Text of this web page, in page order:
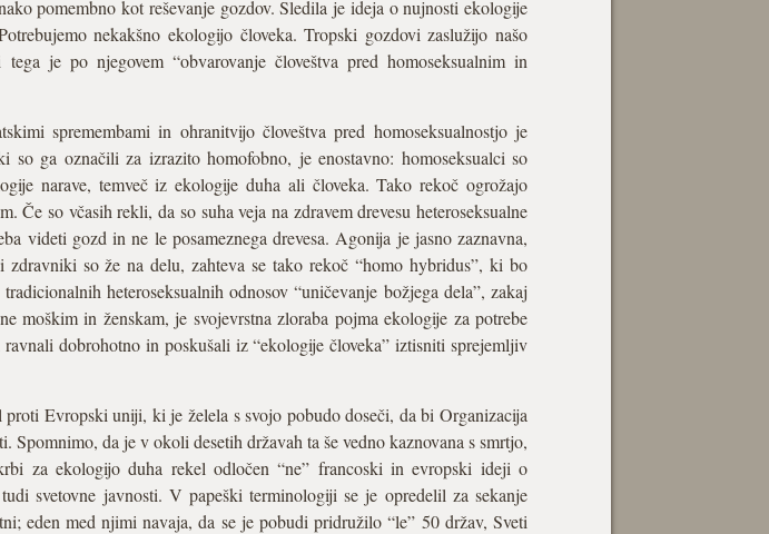
pomembno kot reševanje gozdov. Sledila je ideja o nujnosti ekologije
nekakšno ekologijo človeka. Tropski gozdovi zaslužijo našo
je po njegovem “obvarovanje človeštva pred homoseksualnim in
spremembami in ohranitvijo človeštva pred homoseksualnostjo je
ga označili za izrazito homofobno, je enostavno: homoseksualci so
narave, temveč iz ekologije duha ali človeka. Tako rekoč ogrožajo
so včasih rekli, da so suha veja na zdravem drevesu heteroseksualne
videti gozd in ne le posameznega drevesa. Agonija je jasno zaznavna,
zdravniki so že na delu, zahteva se tako rekoč “homo hybridus”, ki bo
heteroseksualnih odnosov “uničevanje božjega dela”, zakaj
moškim in ženskam, je svojevrstna zloraba pojma ekologije za potrebe
dobrohotno in poskušali iz “ekologije človeka” iztisniti sprejemljiv
Evropski uniji, ki je želela s svojo pobudo doseči, da bi Organizacija
Spomnimo, da je v okoli desetih državah ta še vedno kaznovana s smrtjo,
za ekologijo duha rekel odločen “ne” francoski in evropski ideji o
svetovne javnosti. V papeški terminologiji se je opredelil za sekanje
eden med njimi navaja, da se je pobudi pridružilo “le” 50 držav, Sveti